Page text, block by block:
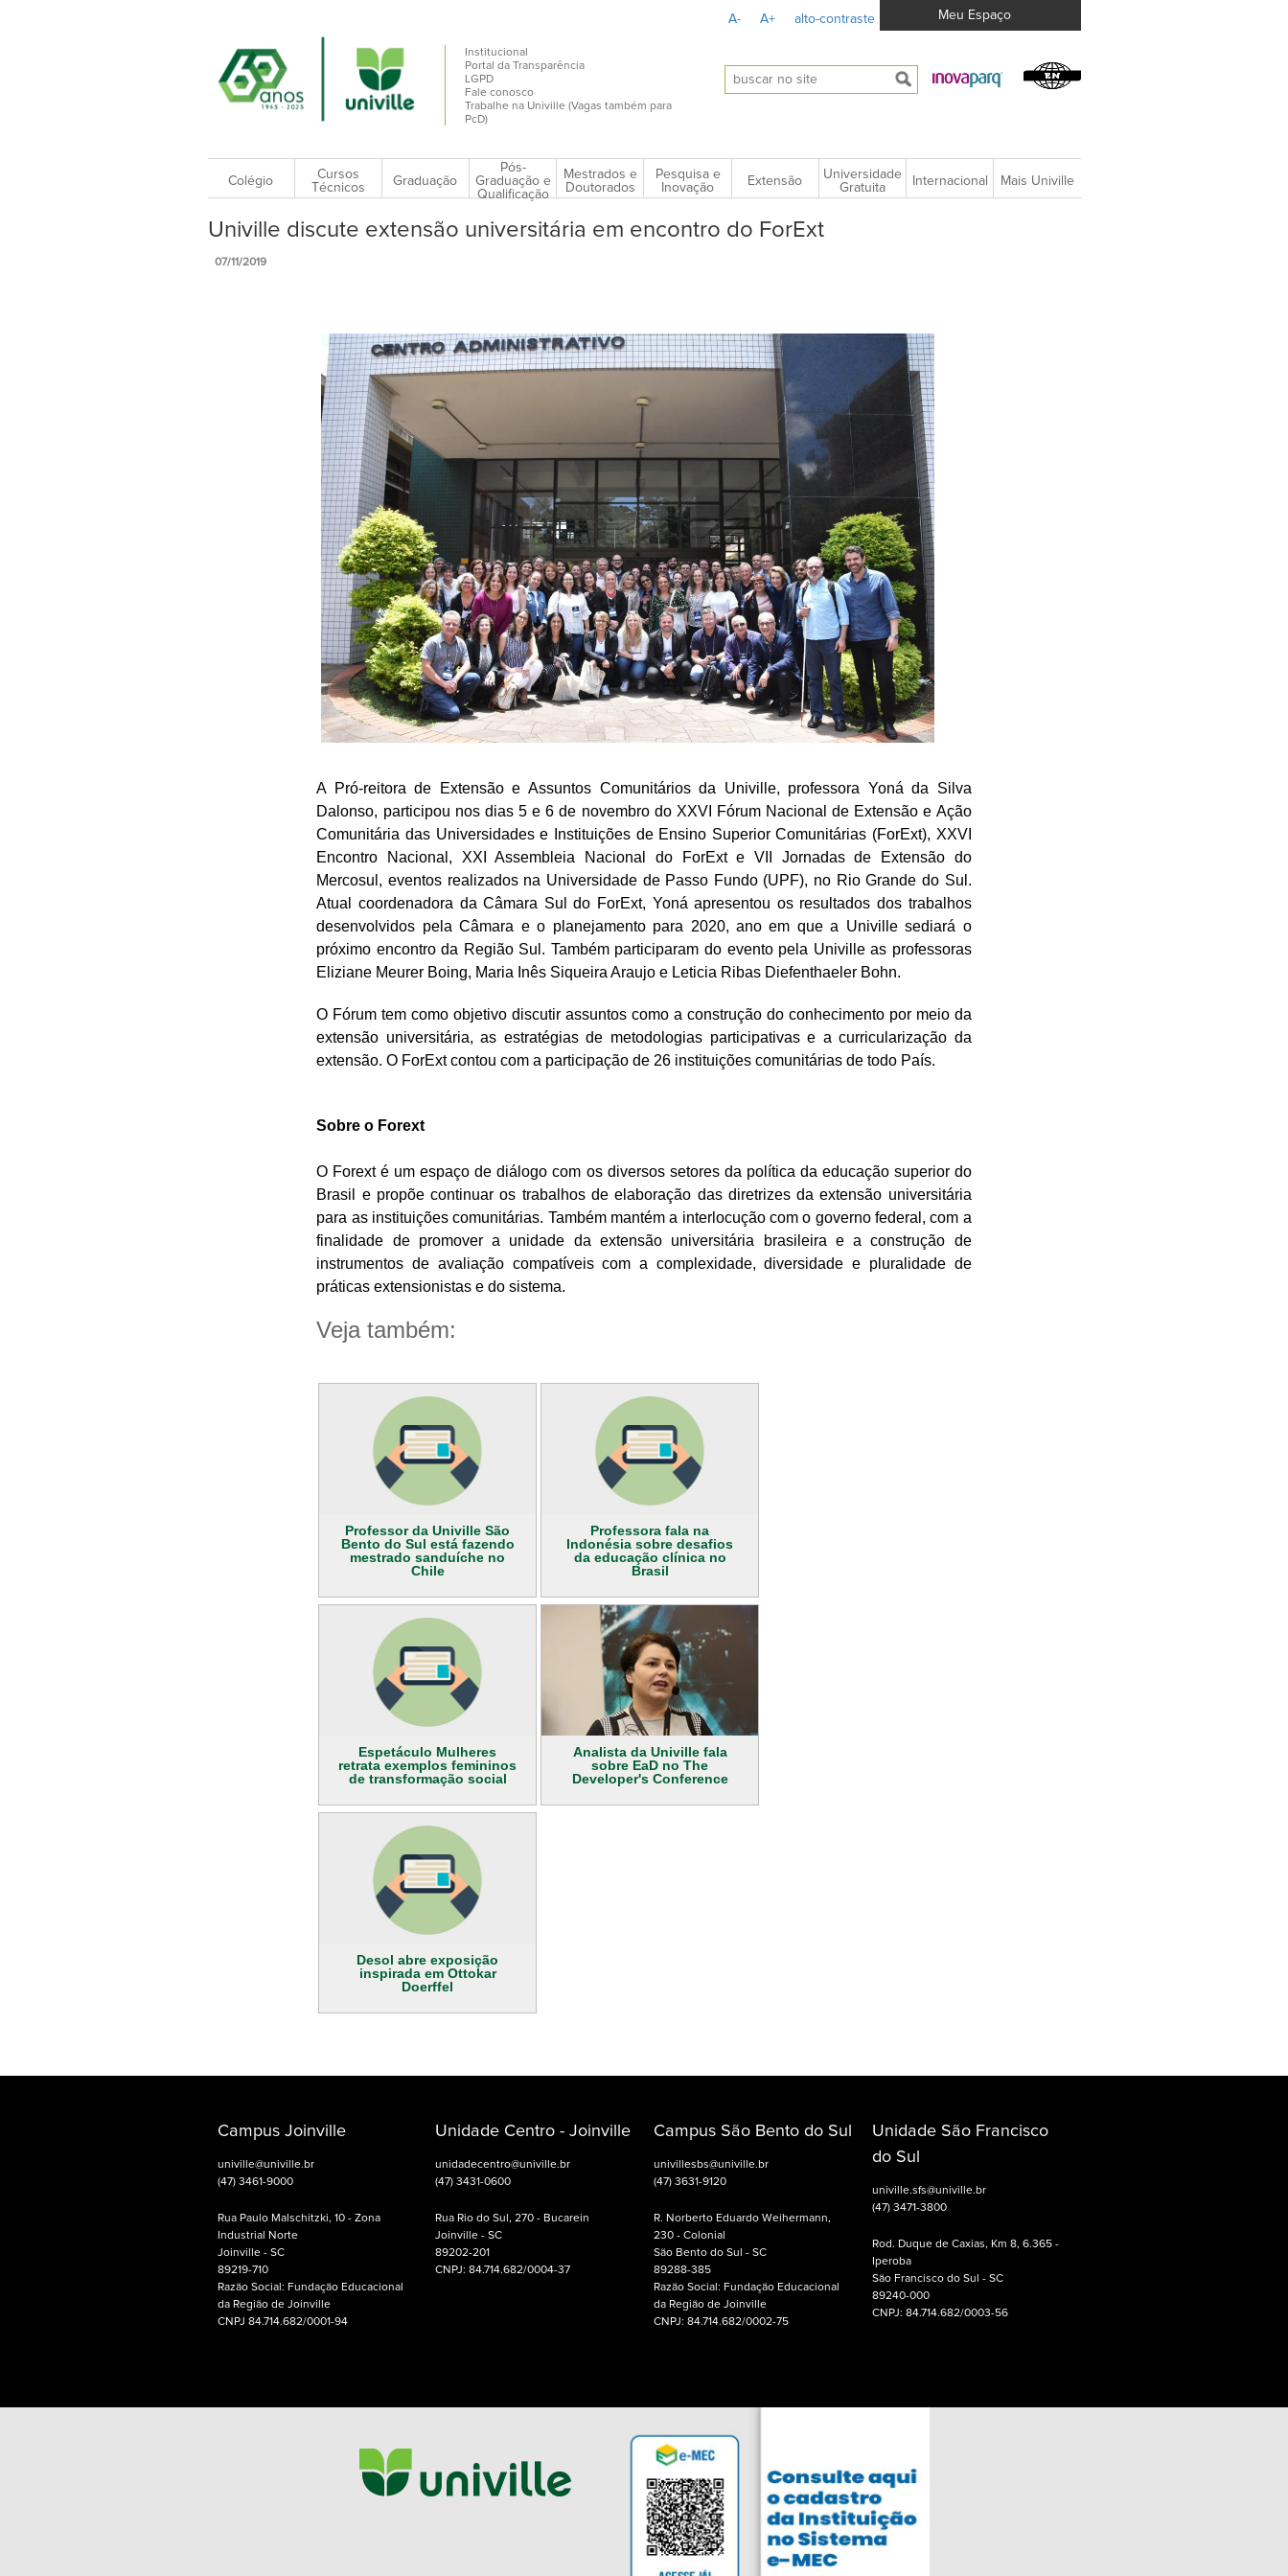
A- A+ alto-contraste Meu Espaço
Institucional
Portal da Transparência
LGPD
Fale conosco
Trabalhe na Univille (Vagas também para
PcD)
Colégio
Cursos
Técnicos
Graduação
Pós-
Graduação e
Qualificação
Mestrados e
Doutorados
Pesquisa e
Inovação
Extensão
Universidade
Gratuita
Internacional Mais Univille
Univille discute extensão universitária em encontro do ForExt
07/11/2019
A Pró-reitora de Extensão e Assuntos Comunitários da Univille, professora Yoná da Silva
Dalonso, participou nos dias 5 e 6 de novembro do XXVI Fórum Nacional de Extensão e Ação
Comunitária das Universidades e Instituições de Ensino Superior Comunitárias (ForExt), XXVI
Encontro Nacional, XXI Assembleia Nacional do ForExt e VII Jornadas de Extensão do
Mercosul, eventos realizados na Universidade de Passo Fundo (UPF), no Rio Grande do Sul.
Atual coordenadora da Câmara Sul do ForExt, Yoná apresentou os resultados dos trabalhos
desenvolvidos pela Câmara e o planejamento para 2020, ano em que a Univille sediará o
próximo encontro da Região Sul. Também participaram do evento pela Univille as professoras
Eliziane Meurer Boing, Maria Inês Siqueira Araujo e Leticia Ribas Diefenthaeler Bohn.
O Fórum tem como objetivo discutir assuntos como a construção do conhecimento por meio da
extensão universitária, as estratégias de metodologias participativas e a curricularização da
extensão. O ForExt contou com a participação de 26 instituições comunitárias de todo País.
Sobre o Forext
O Forext é um espaço de diálogo com os diversos setores da política da educação superior do
Brasil e propõe continuar os trabalhos de elaboração das diretrizes da extensão universitária
para as instituições comunitárias. Também mantém a interlocução com o governo federal, com a
finalidade de promover a unidade da extensão universitária brasileira e a construção de
instrumentos de avaliação compatíveis com a complexidade, diversidade e pluralidade de
práticas extensionistas e do sistema.
Veja também:
Professor da Univille São
Bento do Sul está fazendo
mestrado sanduíche no
Chile
Professora fala na
Indonésia sobre desafios
da educação clínica no
Brasil
Espetáculo Mulheres
retrata exemplos femininos
de transformação social
Analista da Univille fala
sobre EaD no The
Developer's Conference
Desol abre exposição
inspirada em Ottokar
Doerffel
Campus Joinville
univille@univille.br
(47) 3461-9000
Rua Paulo Malschitzki, 10 - Zona
Industrial Norte
Joinville - SC
89219-710
Razão Social: Fundação Educacional
da Região de Joinville
CNPJ 84.714.682/0001-94
Unidade Centro - Joinville
unidadecentro@univille.br
(47) 3431-0600
Rua Rio do Sul, 270 - Bucarein
Joinville - SC
89202-201
CNPJ: 84.714.682/0004-37
Campus São Bento do Sul
univillesbs@univille.br
(47) 3631-9120
R. Norberto Eduardo Weihermann,
230 - Colonial
São Bento do Sul - SC
89288-385
Razão Social: Fundação Educacional
da Região de Joinville
CNPJ: 84.714.682/0002-75
Unidade São Francisco
do Sul
univille.sfs@univille.br
(47) 3471-3800
Rod. Duque de Caxias, Km 8, 6.365 -
Iperoba
São Francisco do Sul - SC
89240-000
CNPJ: 84.714.682/0003-56